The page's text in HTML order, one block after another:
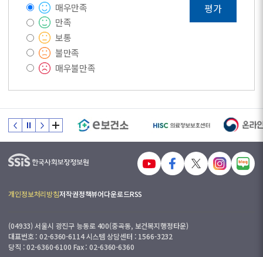
매우만족
만족
보통
불만족
매우불만족
평가
개인정보처리방침저작권정책뷰어다운로드RSS
(04933) 서울시 광진구 능동로 400(중곡동, 보건복지행정타운)
대표번호 : 02-6360-6114 시스템 상담센터 : 1566-3232
당직 : 02-6360-6100 Fax : 02-6360-6360